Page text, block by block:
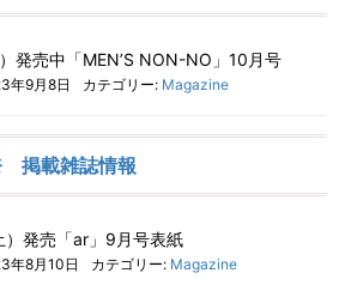
発売中「MEN’S NON-NO」10月号
年9月8日 カテゴリー: Magazine
掲載雑誌情報
）発売「ar」9月号表紙
年8月10日 カテゴリー: Magazine